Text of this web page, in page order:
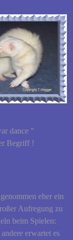
dance "
Begriff !
eher ein
Aufregung zu
beim Spielen:
erwartet es